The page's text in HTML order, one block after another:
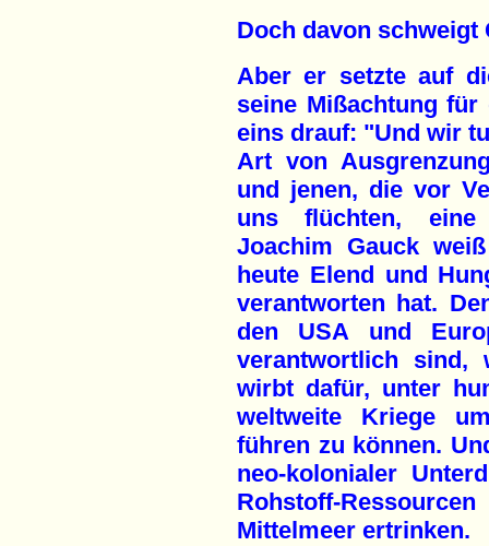
Doch davon schweigt
Aber er setzte auf
seine Mißachtung
eins drauf: "Und wir
Art von
und jenen, die vor
uns flüchten, eine
Joachim Gauck
heute Elend und
verantworten hat.
den USA und
verantwortlich sind,
wirbt dafür, unter
weltweite Kriege
führen zu können.
neo-kolonialer
Rohstoff-
Mittelmeer ertrinken.